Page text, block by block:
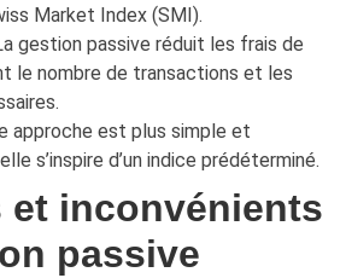
Market Index (SMI).
gestion passive réduit les frais de
le nombre de transactions et les
approche est plus simple et
s’inspire d’un indice prédéterminé.
et inconvénients
passive